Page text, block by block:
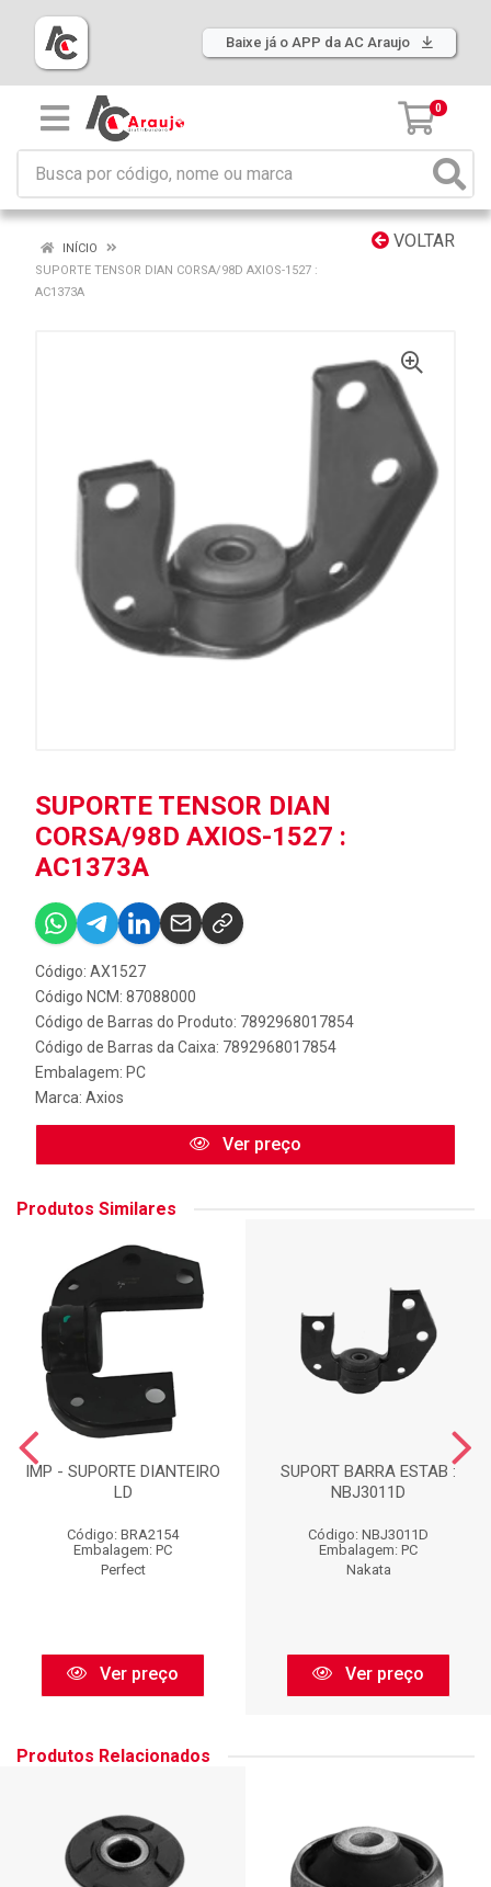
Baixe já o APP da AC Araujo
0
VOLTAR
INÍCIO
SUPORTE TENSOR DIAN CORSA/98D AXIOS-1527 :
AC1373A
SUPORTE TENSOR DIAN
CORSA/98D AXIOS-1527 :
AC1373A
Código: AX1527
Código NCM: 87088000
Código de Barras do Produto: 7892968017854
Código de Barras da Caixa: 7892968017854
Embalagem: PC
Marca: Axios
Ver preço
Produtos Similares
IMP - SUPORTE DIANTEIRO
LD
Código: BRA2154
Embalagem: PC
Perfect
Ver preço
SUPORT BARRA ESTAB :
NBJ3011D
Código: NBJ3011D
Embalagem: PC
Nakata
Ver preço
Produtos Relacionados